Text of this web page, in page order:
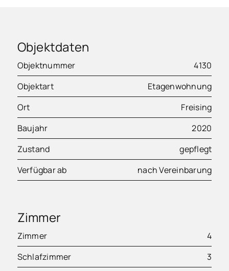
Objektdaten
Objektnummer
4130
Objektart
Etagenwohnung
Ort
Freising
Baujahr
2020
Zustand
gepflegt
Verfügbar ab
nach Vereinbarung
Zimmer
Zimmer
4
Schlafzimmer
3